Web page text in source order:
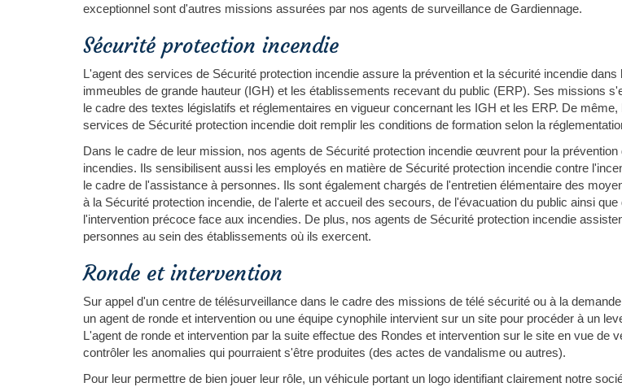
exceptionnel sont d'autres missions assurées par nos agents de surveillance de Gardiennage.
Sécurité protection incendie
L'agent des services de Sécurité protection incendie assure la prévention et la sécurité incendie dans
immeubles de grande hauteur (IGH) et les établissements recevant du public (ERP). Ses missions
le cadre des textes législatifs et réglementaires en vigueur concernant les IGH et les ERP. De même,
services de Sécurité protection incendie doit remplir les conditions de formation selon la
Dans le cadre de leur mission, nos agents de Sécurité protection incendie œuvrent pour la prévention
incendies. Ils sensibilisent aussi les employés en matière de Sécurité protection incendie contre
le cadre de l'assistance à personnes. Ils sont également chargés de l'entretien élémentaire des
à la Sécurité protection incendie, de l'alerte et accueil des secours, de l'évacuation du public ainsi que
l'intervention précoce face aux incendies. De plus, nos agents de Sécurité protection incendie
personnes au sein des établissements où ils exercent.
Ronde et intervention
Sur appel d'un centre de télésurveillance dans le cadre des missions de télé sécurité ou à la
un agent de ronde et intervention ou une équipe cynophile intervient sur un site pour procéder à un
L'agent de ronde et intervention par la suite effectue des Rondes et intervention sur le site en vue de
contrôler les anomalies qui pourraient s'être produites (des actes de vandalisme ou autres).
Pour leur permettre de bien jouer leur rôle, un véhicule portant un logo identifiant clairement notre